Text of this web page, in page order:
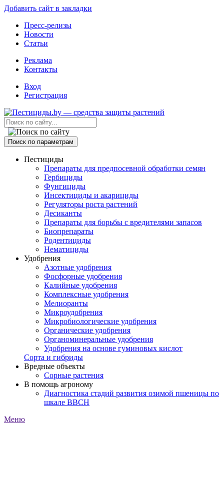
Добавить сайт в закладки
Пресс-релизы
Новости
Статьи
Реклама
Контакты
Вход
Регистрация
Поиск по параметрам
Пестициды
Препараты для предпосевной обработки семян
Гербициды
Фунгициды
Инсектициды и акарициды
Регуляторы роста растений
Десиканты
Препараты для борьбы с вредителями запасов
Биопрепараты
Родентициды
Нематициды
Удобрения
Азотные удобрения
Фосфорные удобрения
Калийные удобрения
Комплексные удобрения
Мелиоранты
Микроудобрения
Микробиологические удобрения
Органические удобрения
Органоминеральные удобрения
Удобрения на основе гуминовых кислот
Сорта и гибриды
Вредные объекты
Сорные растения
В помощь агроному
Диагностика стадий развития озимой пшеницы по
шкале ВВСН
Меню